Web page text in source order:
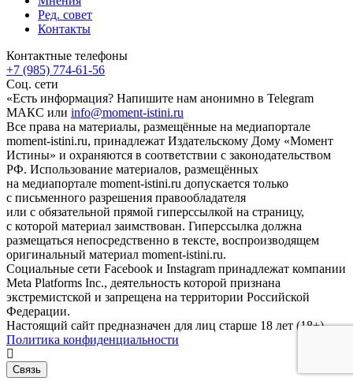
Ред. совет
Контакты
Контактные телефоны
+7 (985) 774-61-56
Соц. сети
«Есть информация? Напишите нам анонимно в Telegram
МАКС или info@moment-istini.ru
Все права на материалы, размещённые на медиапортале
moment-istini.ru, принадлежат Издательскому Дому «Момент
Истины» и охраняются в соответствии с законодательством
РФ. Использование материалов, размещённых
на медиапортале moment-istini.ru допускается только
с письменного разрешения правообладателя
или с обязательной прямой гиперссылкой на страницу,
с которой материал заимствован. Гиперссылка должна
размещаться непосредственно в тексте, воспроизводящем
оригинальный материал moment-istini.ru.
Социальные сети Facebook и Instagram принадлежат компании
Meta Platforms Inc., деятельность которой признана
экстремистской и запрещена на территории Российской
Федерации.
Настоящий сайт предназначен для лиц старше 18 лет (18+).
Политика конфиденциальности
Связь